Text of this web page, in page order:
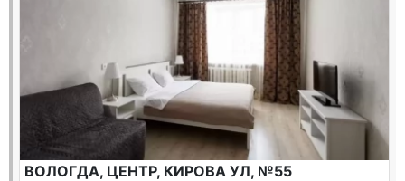
ВОЛОГДА, ЦЕНТР, КИРОВА УЛ, №55